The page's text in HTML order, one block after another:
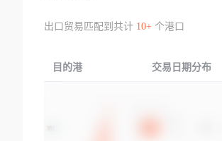
出口贸易匹配到共计 10+个港口
目的港 交易日期分布